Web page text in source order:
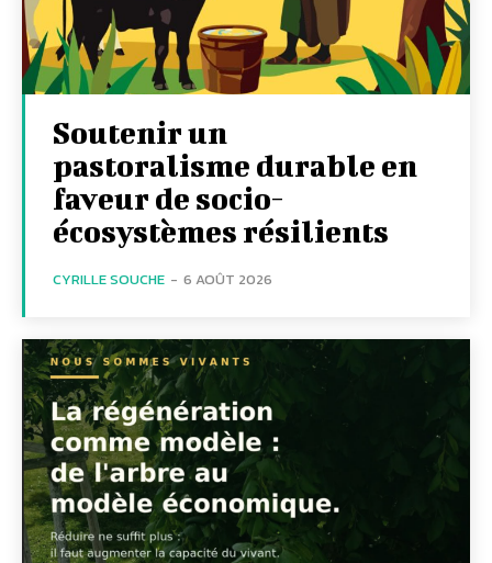
Soutenir un
pastoralisme durable en
faveur de socio-
écosystèmes résilients
CYRILLE SOUCHE - 6 AOÛT 2026